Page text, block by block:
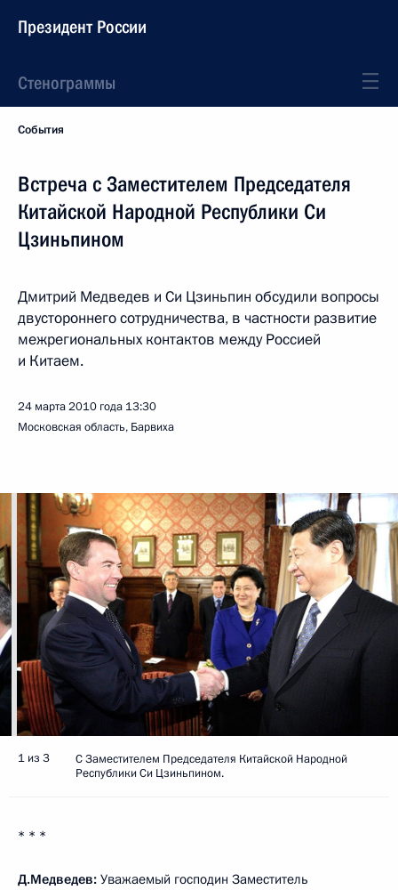
Президент России
Стенограммы
События
Встреча с Заместителем Председателя
Китайской Народной Республики Си
Цзиньпином
Дмитрий Медведев и Си Цзиньпин обсудили вопросы
двустороннего сотрудничества, в частности развитие
межрегиональных контактов между Россией
и Китаем.
24 марта 2010 года 13:30
Московская область, Барвиха
1 из 3
С Заместителем Председателя Китайской Народной
Республики Си Цзиньпином.
* * *
Д.Медведев: Уважаемый господин Заместитель